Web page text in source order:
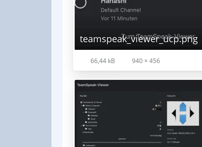
teamspeak_viewer_ucp.png
66,44 kB 940 × 456